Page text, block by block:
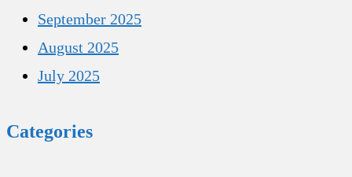
September 2025
August 2025
July 2025
Categories